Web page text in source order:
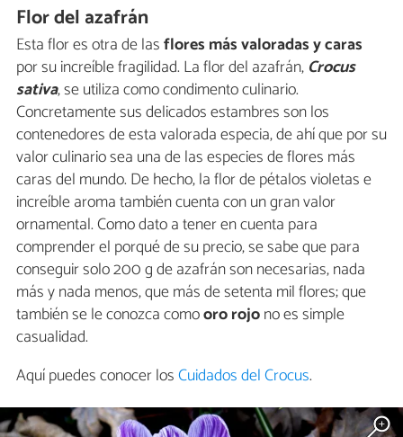
Flor del azafrán
Esta flor es otra de lasflores más valoradas y caras
por su increíble fragilidad. La flor del azafrán, Crocus
sativa, se utiliza como condimento culinario.
Concretamente sus delicados estambres son los
contenedores de esta valorada especia, de ahí que por su
valor culinario sea una de las especies de flores más
caras del mundo. De hecho, la flor de pétalos violetas e
increíble aroma también cuenta con un gran valor
ornamental. Como dato a tener en cuenta para
comprender el porqué de su precio, se sabe que para
conseguir solo 200 g de azafrán son necesarias, nada
más y nada menos, que más de setenta mil flores; que
también se le conozca comooro rojono es simple
casualidad.
Aquí puedes conocer losCuidados del Crocus.